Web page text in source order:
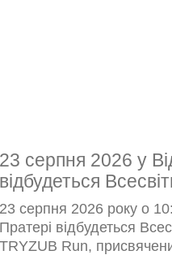
23 серпня 2026 у
відбудеться
23 серпня 2026 року о
Пратері відбудеться
TRYZUB Run,